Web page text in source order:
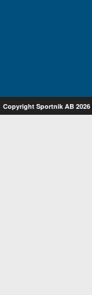
Copyright Sportnik AB 2026